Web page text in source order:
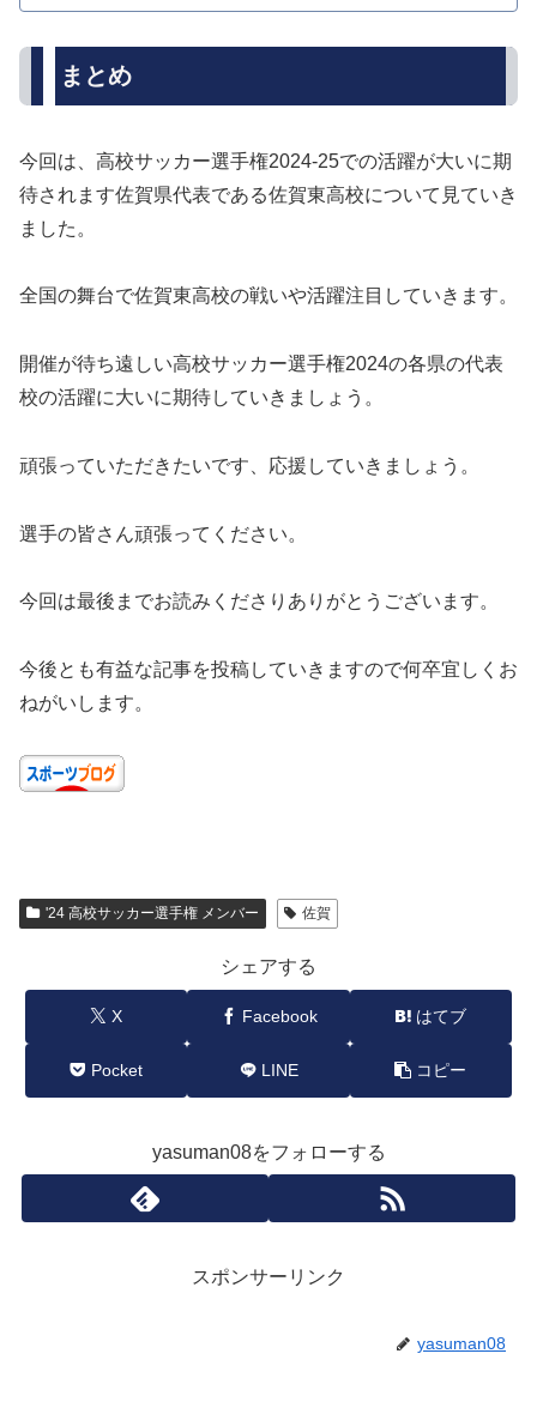
まとめ
今回は、高校サッカー選手権2024-25での活躍が大いに期
待されます佐賀県代表である佐賀東高校について見ていき
ました。
全国の舞台で佐賀東高校の戦いや活躍注目していきます。
開催が待ち遠しい高校サッカー選手権2024の各県の代表
校の活躍に大いに期待していきましょう。
頑張っていただきたいです、応援していきましょう。
選手の皆さん頑張ってください。
今回は最後までお読みくださりありがとうございます。
今後とも有益な記事を投稿していきますので何卒宜しくお
ねがいします。
'24 高校サッカー選手権 メンバー 佐賀
シェアする
X Facebook はてブ
Pocket LINE コピー
yasuman08をフォローする
スポンサーリンク
yasuman08